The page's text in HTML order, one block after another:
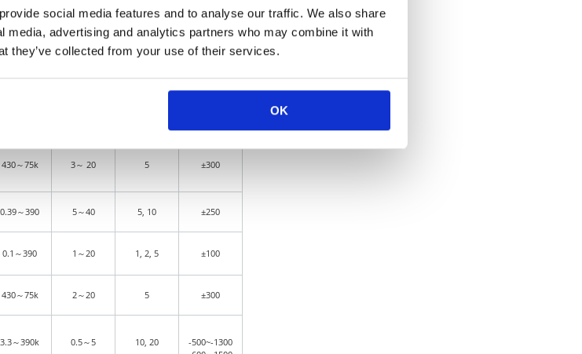
social media features and to analyse our traffic. We also share
media, advertising and analytics partners who may combine it with
they’ve collected from your use of their services.
OK
抵抗値(Ω) 定格電力(W) 許容差(±%)
T.C.R.(×10
6/K)
5.1～390 5～40 5, 10 ±250
430～75k 3～ 20 5 ±300
0.39～390 5～40 5, 10 ±250
0.1～390 1～20 1, 2, 5 ±100
430～75k 2～20 5 ±300
3.3～390k 0.5～5 10, 20
-500~-1300